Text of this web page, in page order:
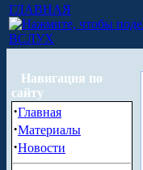
ГЛАВНАЯ
ВСЛУХ
Навигация по
сайту
·Главная
·Материалы
·Новости